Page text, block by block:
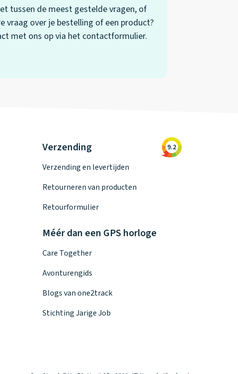
tussen de meest gestelde vragen, of
vraag over je bestelling of een product?
met ons op via het contactformulier.
Verzending
Verzending en levertijden
Retourneren van producten
Retourformulier
Méér dan een GPS horloge
Care Together
Avonturengids
Blogs van one2track
Stichting Jarige Job
9.2